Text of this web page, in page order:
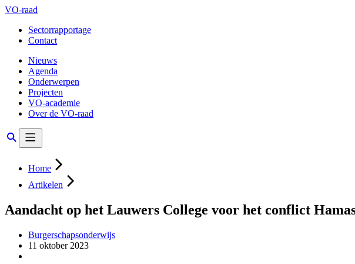
VO-raad
Sectorrapportage
Contact
Nieuws
Agenda
Onderwerpen
Projecten
VO-academie
Over de VO-raad
Home
Artikelen
Aandacht op het Lauwers College voor het conflict
Burgerschapsonderwijs
11 oktober 2023